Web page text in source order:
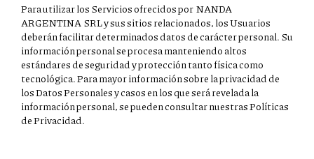
Para utilizar los Servicios ofrecidos por NANDA
ARGENTINA SRL y sus sitios relacionados, los Usuarios
deberán facilitar determinados datos de carácter personal. Su
información personal se procesa manteniendo altos
estándares de seguridad y protección tanto física como
tecnológica. Para mayor información sobre la privacidad de
los Datos Personales y casos en los que será revelada la
información personal, se pueden consultar nuestras Políticas
de Privacidad.